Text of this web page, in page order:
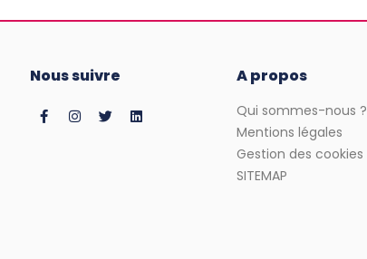
Nous suivre A propos
Qui sommes-nous ?
Mentions légales
Gestion des cookies
SITEMAP